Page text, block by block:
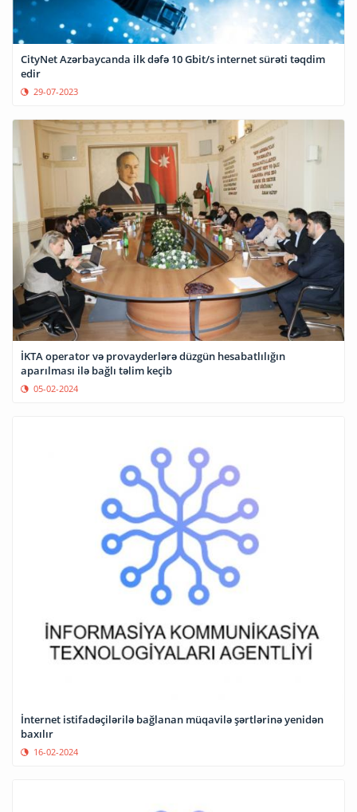
CityNet Azərbaycanda ilk dəfə 10 Gbit/s internet sürəti təqdim
edir
29-07-2023
İKTA operator və provayderlərə düzgün hesabatlılığın
aparılması ilə bağlı təlim keçib
05-02-2024
İnternet istifadəçilərilə bağlanan müqavilə şərtlərinə yenidən
baxılır
16-02-2024